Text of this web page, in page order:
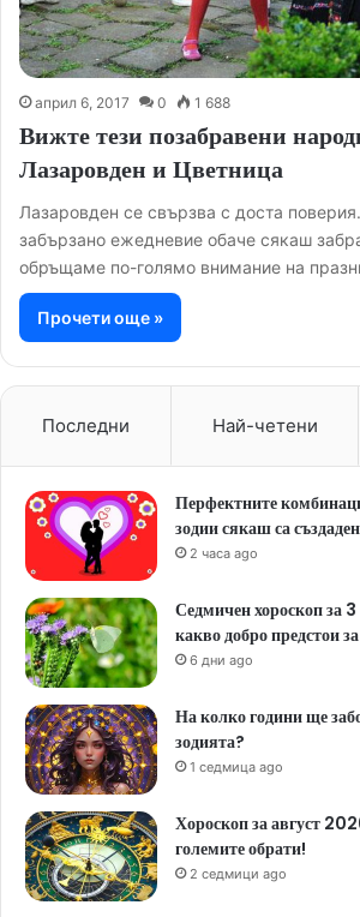
април 6, 2017 0 1 688
Вижте тези позабравени
Лазаровден и Цветница
Лазаровден се свързва с доста
забързано ежедневие обаче сякаш
обръщаме по-голямо внимание на
Прочети още »
Последни Най-четени
Перфектните
зодии сякаш са
2 часа ago
Седмичен хороскоп за
какво добро предстои
6 дни ago
На колко години ще
зодията?
1 седмица ago
Хороскоп за август
големите обрати!
2 седмици ago